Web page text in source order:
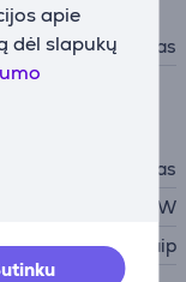
apie
dėl slapukų
įkrovimo laidas
neįtrauktas
20 - 35 W
Taip